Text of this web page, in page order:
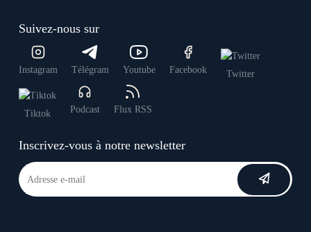
Suivez-nous sur
Instagram Télégram Youtube Facebook Twitter
Tiktok Podcast Flux RSS
Inscrivez-vous à notre newsletter